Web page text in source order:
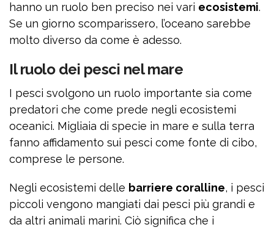
hanno un ruolo ben preciso nei vari ecosistemi.
Se un giorno scomparissero, l’oceano sarebbe
molto diverso da come è adesso.
Il ruolo dei pesci nel mare
I pesci svolgono un ruolo importante sia come
predatori che come prede negli ecosistemi
oceanici. Migliaia di specie in mare e sulla terra
fanno affidamento sui pesci come fonte di cibo,
comprese le persone.
Negli ecosistemi delle barriere coralline, i pesci
piccoli vengono mangiati dai pesci più grandi e
da altri animali marini. Ciò significa che i